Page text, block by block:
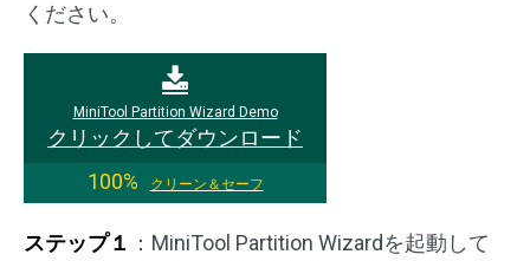
ください。
MiniTool Partition Wizard Demo
クリックしてダウンロード
100%
クリーン＆セーフ
ステップ１ ：MiniTool Partition Wizardを起動して